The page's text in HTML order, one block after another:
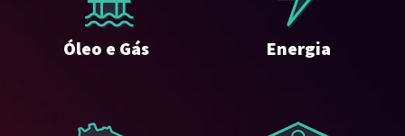
Óleo e Gás Energia